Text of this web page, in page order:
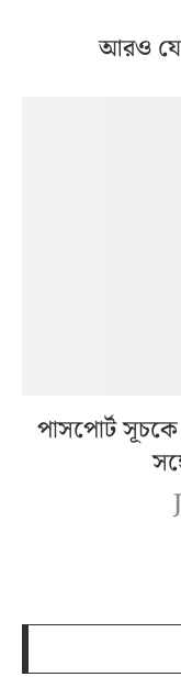
আরও
পাসপোর্ট